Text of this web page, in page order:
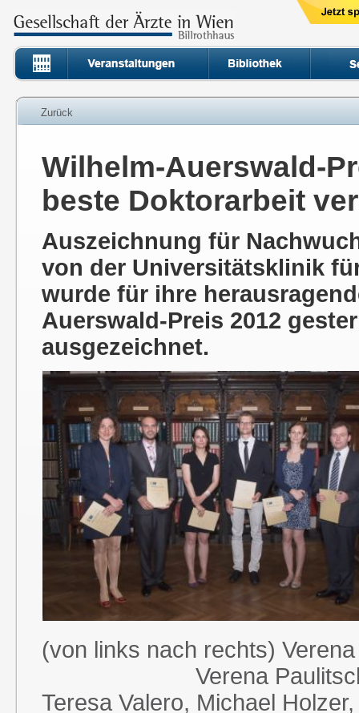
Zurück
Wilhelm-Auerswald-
beste Doktorarbeit
Auszeichnung für
von der Universitätsklinik
wurde für ihre
Auerswald-Preis 2012
ausgezeichnet.
(von links nach rechts)
Verena Paulitschke ,
Teresa Valero, Michael